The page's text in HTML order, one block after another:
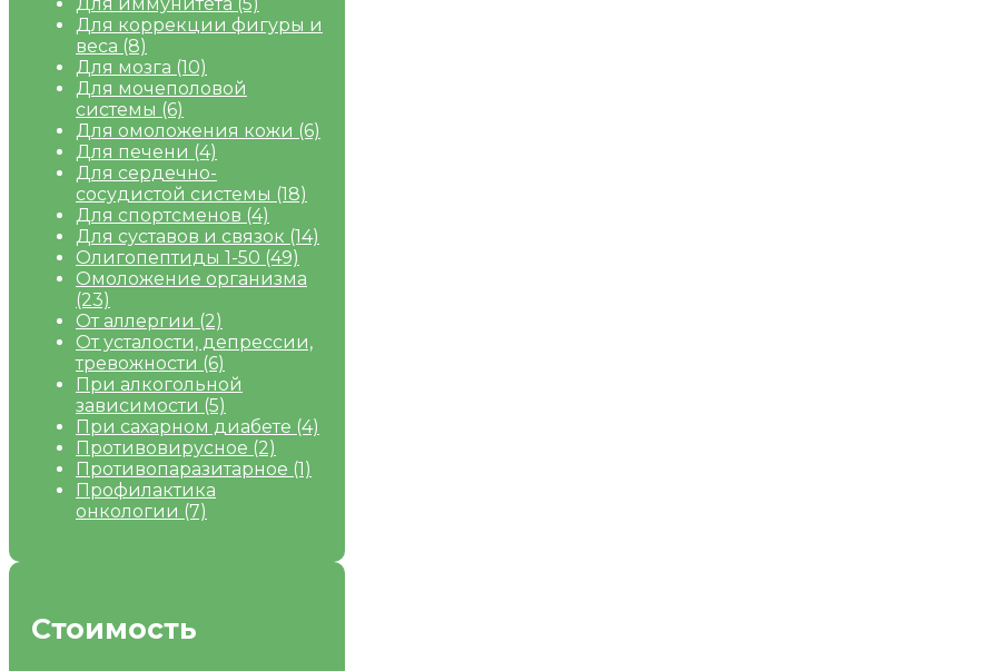
Для коррекции фигуры и
веса (8)
Для мозга (10)
Для мочеполовой
системы (6)
Для омоложения кожи (6)
Для печени (4)
Для сердечно-
сосудистой системы (18)
Для спортсменов (4)
Для суставов и связок (14)
Олигопептиды 1-50 (49)
Омоложение организма
(23)
От аллергии (2)
От усталости, депрессии,
тревожности (6)
При алкогольной
зависимости (5)
При сахарном диабете (4)
Противовирусное (2)
Противопаразитарное (1)
Профилактика
онкологии (7)
Стоимость